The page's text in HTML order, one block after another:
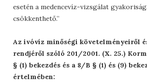
esetén a medencevíz-vizsgálat
csökkenthető.”
Az ivóvíz minőségi követelményeiről
rendjéről szóló 201/2001. (X. 25.)
§ (1) bekezdés és a 8/B § (1) és (9)
értelmében: